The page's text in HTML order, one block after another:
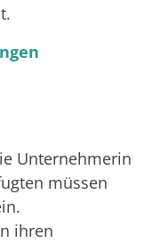
Unternehmerin
müssen
ihren